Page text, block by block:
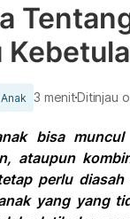
3 menitDitinjau
bisa
ataupun
perlu diasah
yang yang